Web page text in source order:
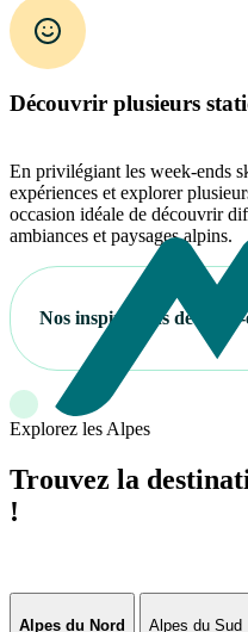
Découvrir plusieurs
En privilégiant les week-ends
expériences et explorer
occasion idéale de découvrir
ambiances et paysages alpins.
Nos inspirations de
Explorez les Alpes
Trouvez la
!
Alpes du Nord Alpes du Sud